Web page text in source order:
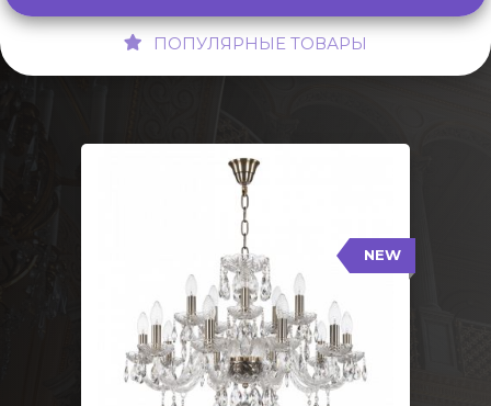
ПОПУЛЯРНЫЕ ТОВАРЫ
NEW
117/10+5/240 Pa
Тип: Стеклянный рожок
Цвет арматуры: Патина/
Кол-во ламп: 15